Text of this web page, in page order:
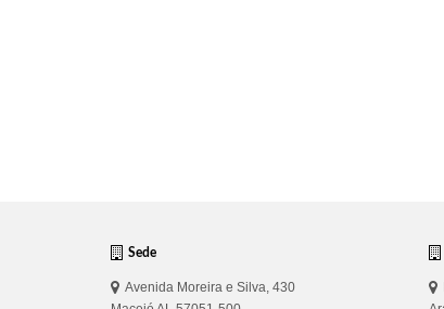
Sede
Avenida Moreira e Silva, 430